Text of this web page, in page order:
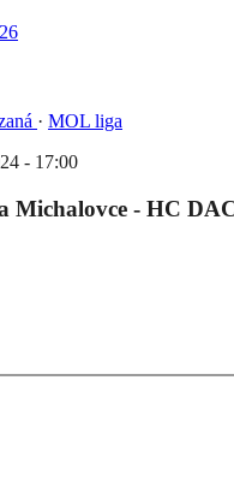
· MOL liga
- 17:00
Michalovce - HC